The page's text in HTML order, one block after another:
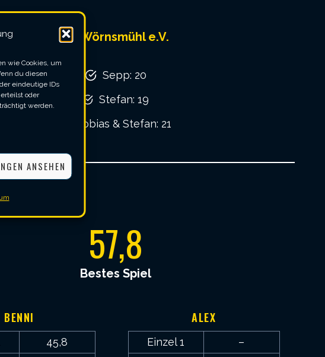
wie Cookies, um
du diesen
eindeutige IDs
oder
werden.
ANSEHEN
SC Wörnsmühl e.V.
Sepp: 20
Stefan: 19
Tobias & Stefan: 21
57,8
Bestes Spiel
BENNI
45,8
ALEX
Einzel 1
–